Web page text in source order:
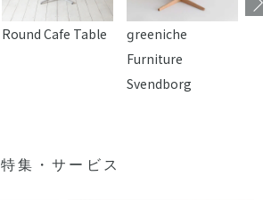
Round Cafe Table
reeniche
Furniture
Svendborg
特集・サービス